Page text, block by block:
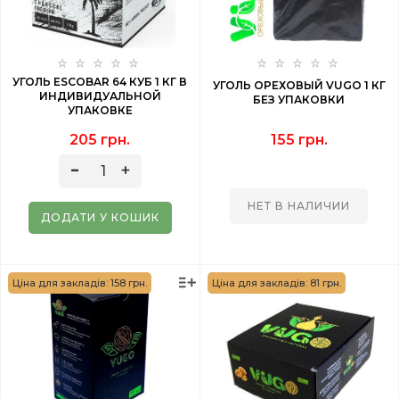
УГОЛЬ ESCOBAR 64 КУБ 1 КГ В
ИНДИВИДУАЛЬНОЙ
УПАКОВКЕ
205 грн.
ДОДАТИ У КОШИК
УГОЛЬ ОРЕХОВЫЙ VUGO 1 КГ
БЕЗ УПАКОВКИ
155 грн.
НЕТ В НАЛИЧИИ
Ціна для закладів: 158 грн. Ціна для закладів: 81 грн.